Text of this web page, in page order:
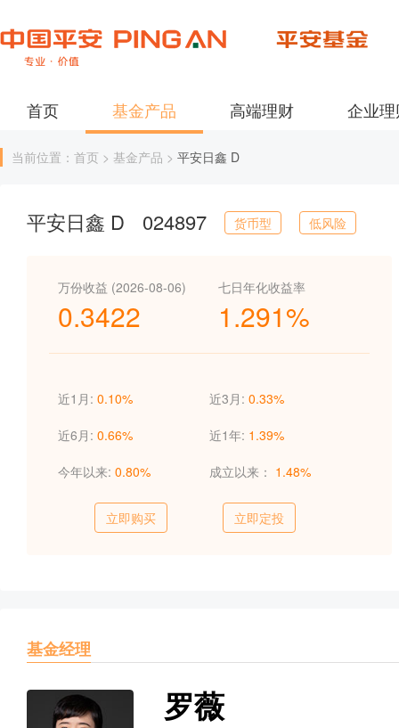
首页 基金产品 高端理财 企业
当前位置：首页 > 基金产品 > 平安日鑫 D
平安日鑫 D 024897 货币型 低风险
万份收益 (2026-08-06)
0.3422
七日年化收益率
1.291%
近1月: 0.10% 近3月: 0.33%
近6月: 0.66% 近1年: 1.39%
今年以来: 0.80% 成立以来： 1.48%
立即购买 立即定投
基金经理
罗薇